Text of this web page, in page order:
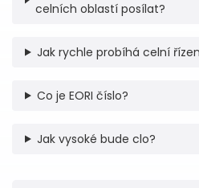
celních oblastí posílat?
Jak rychle probíhá celní
Co je EORI číslo?
Jak vysoké bude clo?